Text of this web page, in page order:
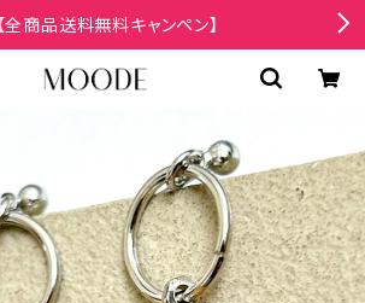
【全商品送料無料キャンペン】